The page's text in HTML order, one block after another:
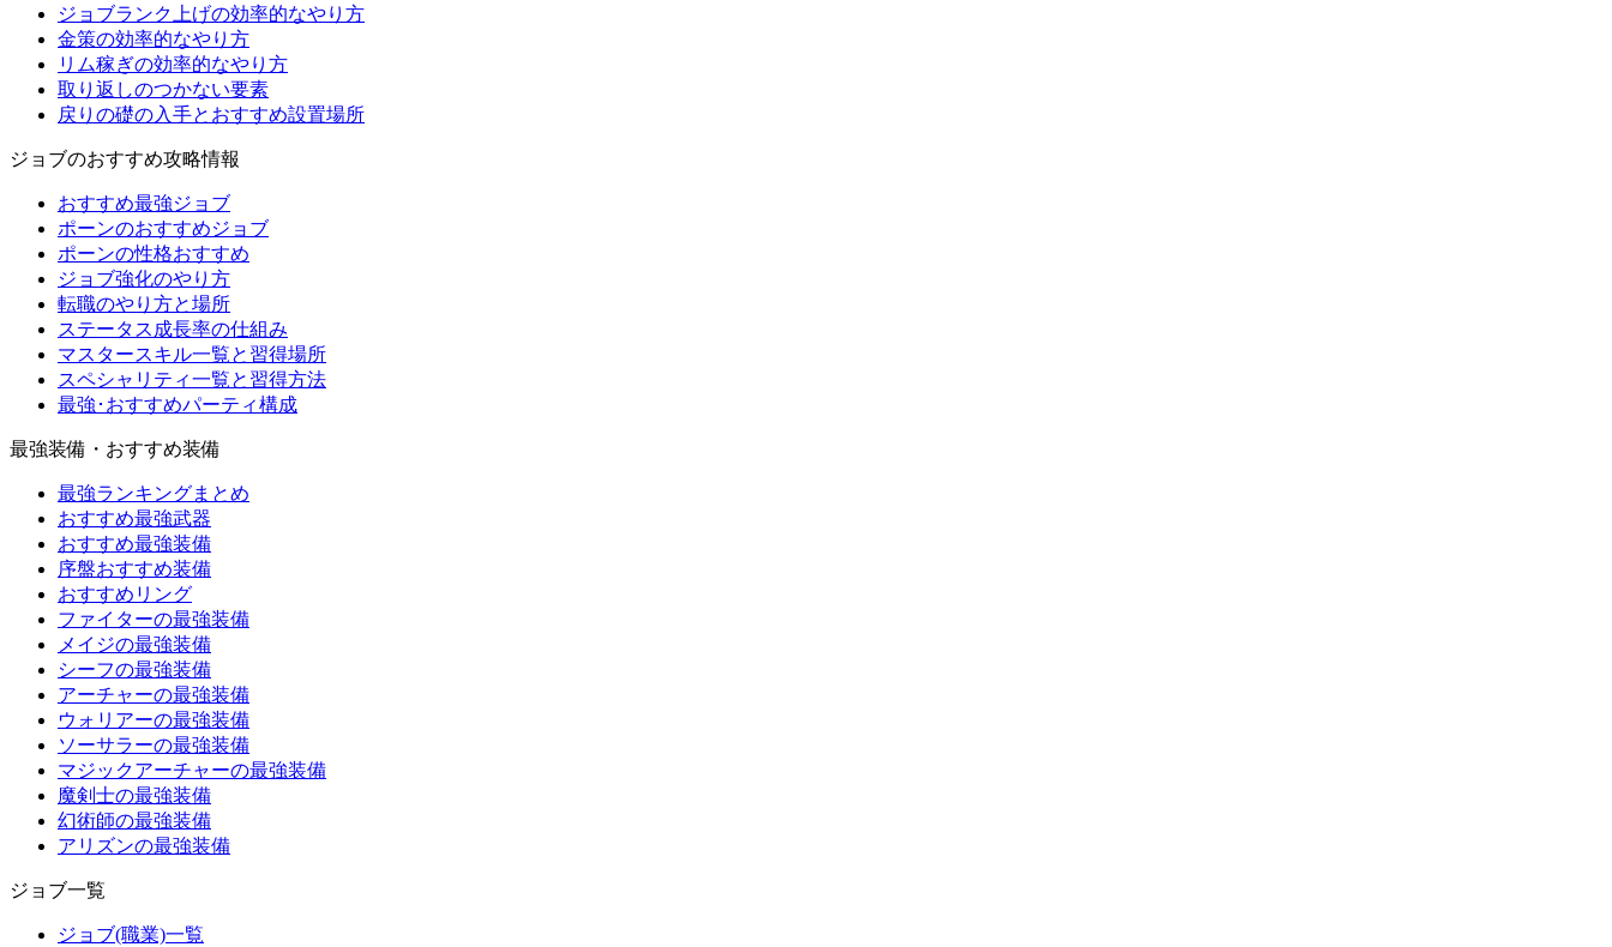
ジョブランク上げの効率的なやり方
金策の効率的なやり方
リム稼ぎの効率的なやり方
取り返しのつかない要素
戻りの礎の入手とおすすめ設置場所
ジョブのおすすめ攻略情報
おすすめ最強ジョブ
ポーンのおすすめジョブ
ポーンの性格おすすめ
ジョブ強化のやり方
転職のやり方と場所
ステータス成長率の仕組み
マスタースキル一覧と習得場所
スペシャリティ一覧と習得方法
最強･おすすめパーティ構成
最強装備・おすすめ装備
最強ランキングまとめ
おすすめ最強武器
おすすめ最強装備
序盤おすすめ装備
おすすめリング
ファイターの最強装備
メイジの最強装備
シーフの最強装備
アーチャーの最強装備
ウォリアーの最強装備
ソーサラーの最強装備
マジックアーチャーの最強装備
魔剣士の最強装備
幻術師の最強装備
アリズンの最強装備
ジョブ一覧
ジョブ(職業)一覧